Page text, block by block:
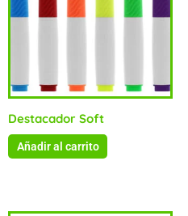
Destacador Soft
Añadir al carrito